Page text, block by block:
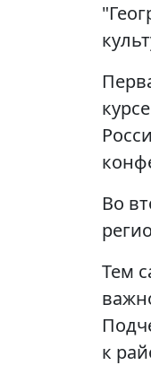
Во
Тем
к